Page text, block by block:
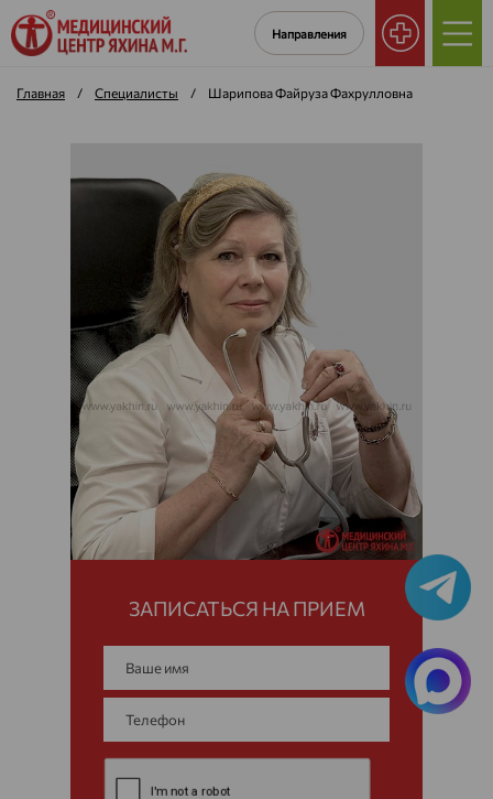
Направления
Главная / Специалисты / Шарипова Файруза Фахрулловна
ЗАПИСАТЬСЯ НА ПРИЕМ